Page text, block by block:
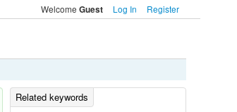
Welcome Guest Log In Register